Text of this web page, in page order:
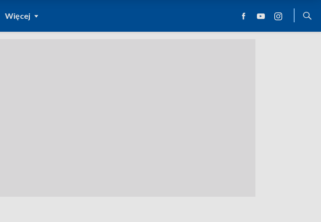
Więcej